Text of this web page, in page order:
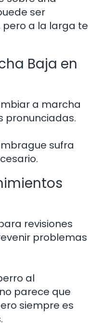
ser
a la larga te
Baja en
a marcha
pronunciadas.
sufra
revisiones
problemas
al
parece que
siempre es